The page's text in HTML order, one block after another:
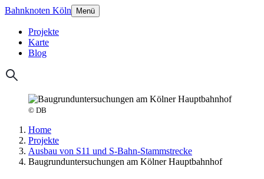
Bahnknoten Köln Menü
Projekte
Karte
Blog
© DB
Home
Projekte
Ausbau von S11 und S-Bahn-Stammstrecke
Baugrunduntersuchungen am Kölner Hauptbahnhof